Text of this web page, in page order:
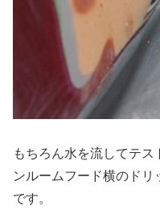
もちろん水を流してテ
ンルームフード横のド
です。